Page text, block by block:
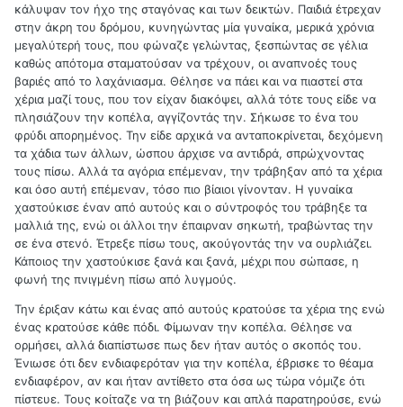
κάλυψαν τον ήχο της σταγόνας και των δεικτών. Παιδιά έτρεχαν
στην άκρη του δρόμου, κυνηγώντας μία γυναίκα, μερικά χρόνια
μεγαλύτερή τους, που φώναζε γελώντας, ξεσπώντας σε γέλια
καθώς απότομα σταματούσαν να τρέχουν, οι αναπνοές τους
βαριές από το λαχάνιασμα. Θέλησε να πάει και να πιαστεί στα
χέρια μαζί τους, που τον είχαν διακόψει, αλλά τότε τους είδε να
πλησιάζουν την κοπέλα, αγγίζοντάς την. Σήκωσε το ένα του
φρύδι απορημένος. Την είδε αρχικά να ανταποκρίνεται, δεχόμενη
τα χάδια των άλλων, ώσπου άρχισε να αντιδρά, σπρώχνοντας
τους πίσω. Αλλά τα αγόρια επέμεναν, την τράβηξαν από τα χέρια
και όσο αυτή επέμεναν, τόσο πιο βίαιοι γίνονταν. Η γυναίκα
χαστούκισε έναν από αυτούς και ο σύντροφός του τράβηξε τα
μαλλιά της, ενώ οι άλλοι την έπαιρναν σηκωτή, τραβώντας την
σε ένα στενό. Έτρεξε πίσω τους, ακούγοντάς την να ουρλιάζει.
Κάποιος την χαστούκισε ξανά και ξανά, μέχρι που σώπασε, η
φωνή της πνιγμένη πίσω από λυγμούς.
Την έριξαν κάτω και ένας από αυτούς κρατούσε τα χέρια της ενώ
ένας κρατούσε κάθε πόδι. Φίμωναν την κοπέλα. Θέλησε να
ορμήσει, αλλά διαπίστωσε πως δεν ήταν αυτός ο σκοπός του.
Ένιωσε ότι δεν ενδιαφερόταν για την κοπέλα, έβρισκε το θέαμα
ενδιαφέρον, αν και ήταν αντίθετο στα όσα ως τώρα νόμιζε ότι
πίστευε. Τους κοίταζε να τη βιάζουν και απλά παρατηρούσε, ενώ